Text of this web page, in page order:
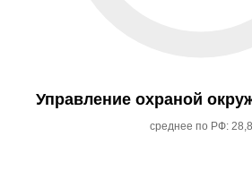
Управление охраной
среднее по РФ: 28,8